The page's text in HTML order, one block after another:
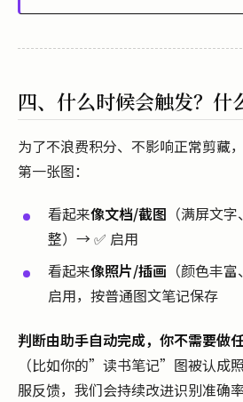
四、什么时候会触发？什
为了不浪费积分、不影响正常剪藏
第一张图：
看起来像文档/截图 （满屏文
整）→ ✅ 启用
看起来像照片/插画 （颜色丰
启用，按普通图文笔记保存
判断由助手自动完成，你不需要做
（比如你的”读书笔记”图被认成
服反馈，我们会持续改进识别准确率